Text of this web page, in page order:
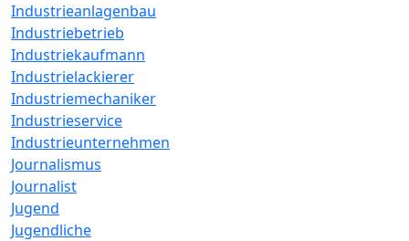
Industrieanlagenbau
Industriebetrieb
Industriekaufmann
Industrielackierer
Industriemechaniker
Industrieservice
Industrieunternehmen
Journalismus
Journalist
Jugend
Jugendliche